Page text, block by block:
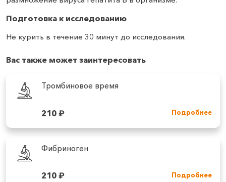
Подготовка к исследованию
Не курить в течение 30 минут до исследования.
Вас также может заинтересовать
Тромбиновое время
210₽ Подробнее
Фибриноген
210₽ Подробнее